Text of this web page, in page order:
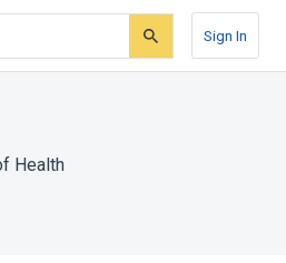
Sign In
Health